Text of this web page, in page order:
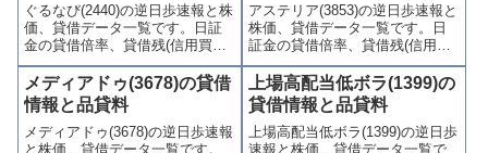
ぐるなび(2440)の逆日歩速報と株
価、貸借データ一覧です。日証
金の貸借倍率、貸借残(信用買
残、信用売残)、品貸料(逆日
歩)、東証の週末残高、規制(注意
喚起・申込停止)など、空売り関
連情報を集計し、図解でわかり
やすくまとめて掲載していま
す。
アステリア(3853)の逆日歩速報と
株価、貸借データ一覧です。日
証金の貸借倍率、貸借残(信用買
残、信用売残)、品貸料(逆日
歩)、東証の週末残高、規制(注意
喚起・申込停止)など、空売り関
連情報を集計し、図解でわかり
やすくまとめて掲載していま
す。
メディアドゥ(3678)の貸借
情報と品貸料
メディアドゥ(3678)の逆日歩速報
と株価、貸借データ一覧です。
上場高配当低ボラ(1399)の
貸借情報と品貸料
上場高配当低ボラ(1399)の逆日歩
速報と株価、貸借データ一覧で